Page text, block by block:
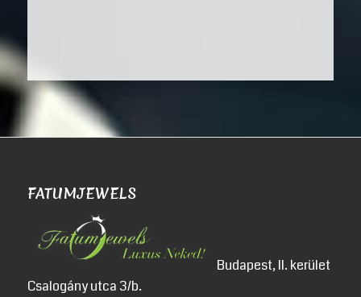
FATUMJEWELS
Budapest, II. kerület
Csalogány utca 3/b.